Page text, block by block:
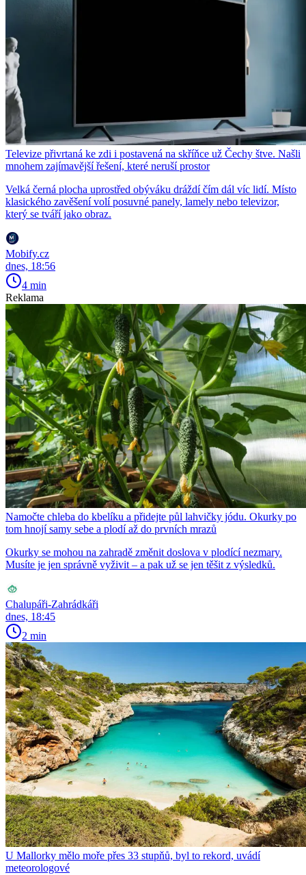
Televize přivrtaná ke zdi i postavená na skříňce už Čechy štve. Našli
mnohem zajímavější řešení, které neruší prostor
Velká černá plocha uprostřed obýváku dráždí čím dál víc lidí. Místo
klasického zavěšení volí posuvné panely, lamely nebo televizor,
který se tváří jako obraz.
Mobify.cz
dnes, 18:56
4 min
Reklama
Namočte chleba do kbelíku a přidejte půl lahvičky jódu. Okurky po
tom hnojí samy sebe a plodí až do prvních mrazů
Okurky se mohou na zahradě změnit doslova v plodící nezmary.
Musíte je jen správně vyživit – a pak už se jen těšit z výsledků.
Chalupáři-Zahrádkáři
dnes, 18:45
2 min
U Mallorky mělo moře přes 33 stupňů, byl to rekord, uvádí
meteorologové